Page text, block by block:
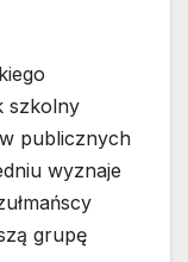
szkolny
publicznych
wyznaje
grupę